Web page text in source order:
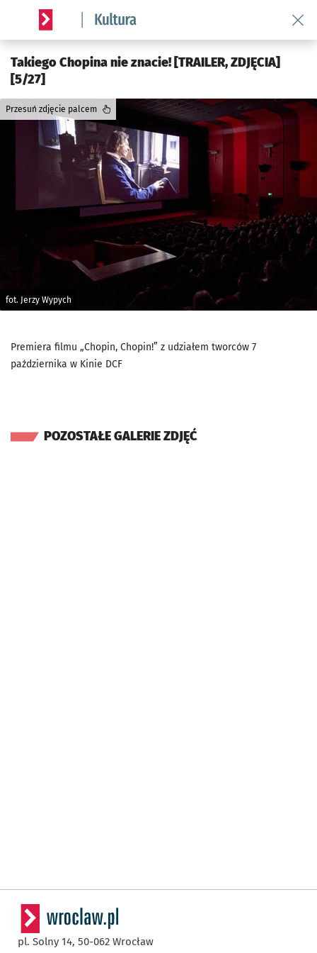
Serwis informacyjny wroclaw.pl podserwis: Kultura
Takiego Chopina nie znacie! [TRAILER, ZDJĘCIA]
[5/27]
fot. Jerzy Wypych
Przesuń zdjęcie palcem
Premiera filmu „Chopin, Chopin!” z udziałem tworców 7
października w Kinie DCF
POZOSTAŁE GALERIE ZDJĘĆ
pl. Solny 14, 50-062 Wrocław